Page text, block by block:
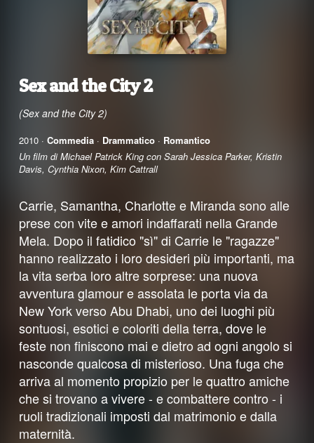
Sex and the City 2
(Sex and the City 2)
2010 · Commedia· Drammatico· Romantico
Un film di Michael Patrick King con Sarah Jessica Parker, Kristin
Davis, Cynthia Nixon, Kim Cattrall
Carrie, Samantha, Charlotte e Miranda sono alle
prese con vite e amori indaffarati nella Grande
Mela. Dopo il fatidico "sì" di Carrie le "ragazze"
hanno realizzato i loro desideri più importanti, ma
la vita serba loro altre sorprese: una nuova
avventura glamour e assolata le porta via da
New York verso Abu Dhabi, uno dei luoghi più
sontuosi, esotici e coloriti della terra, dove le
feste non finiscono mai e dietro ad ogni angolo si
nasconde qualcosa di misterioso. Una fuga che
arriva al momento propizio per le quattro amiche
che si trovano a vivere - e combattere contro - i
ruoli tradizionali imposti dal matrimonio e dalla
maternità.